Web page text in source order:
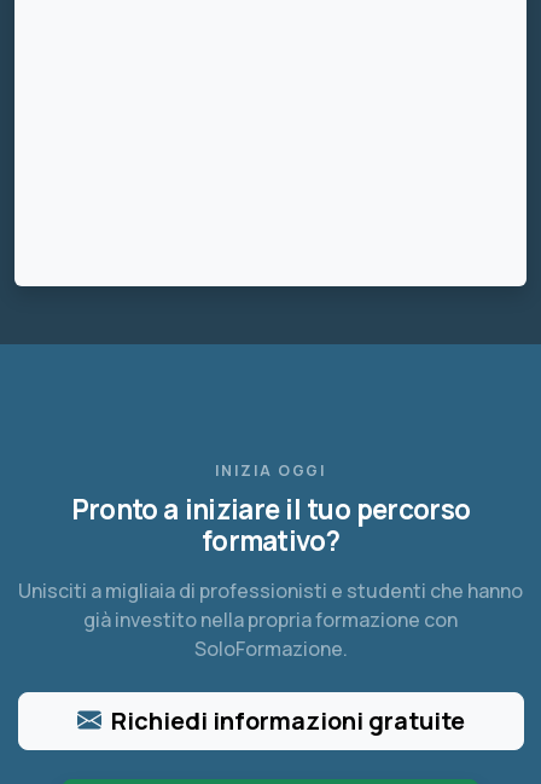
INIZIA OGGI
Pronto a iniziare il tuo percorso
formativo?
Unisciti a migliaia di professionisti e studenti che hanno
già investito nella propria formazione con
SoloFormazione.
Richiedi informazioni gratuite